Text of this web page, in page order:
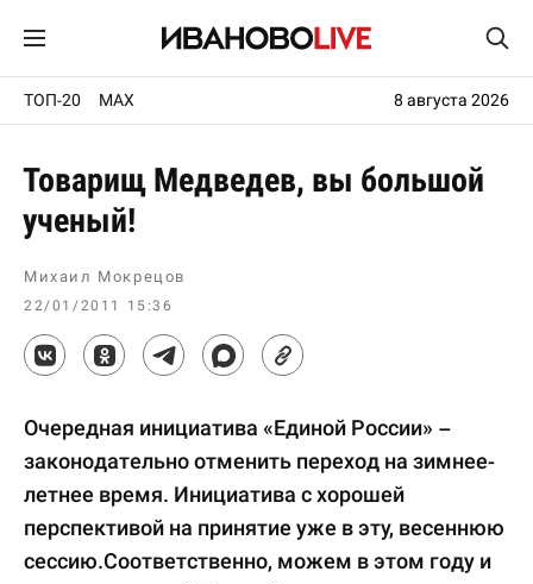
ТОП-20 MAX 8 августа 2026
Товарищ Медведев, вы большой
ученый!
Михаил Мокрецов
22/01/2011 15:36
Очередная инициатива «Единой России» –
законодательно отменить переход на зимнее-
летнее время. Инициатива с хорошей
перспективой на принятие уже в эту, весеннюю
сессию.Соответственно, можем в этом году и